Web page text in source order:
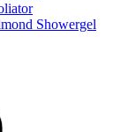
Showergel